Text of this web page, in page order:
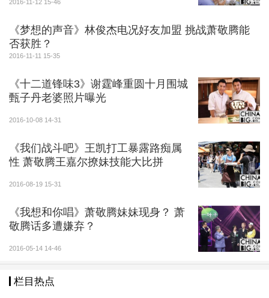
2016-11-12 15-46
《梦想的声音》林俊杰电况好友加盟 挑战萧敬腾能
否获胜？
2016-11-11 15-35
《十二道锋味3》谢霆峰重圆十月围城
甄子丹老婆照片曝光
2016-10-08 14-31
《我们战斗吧》王凯打工暴露路痴属
性 萧敬腾王嘉尔撩妹技能大比拼
2016-08-19 15-31
《我想和你唱》萧敬腾妹妹现身？ 萧
敬腾话多遭嫌弃？
2016-05-14 14-46
栏目热点